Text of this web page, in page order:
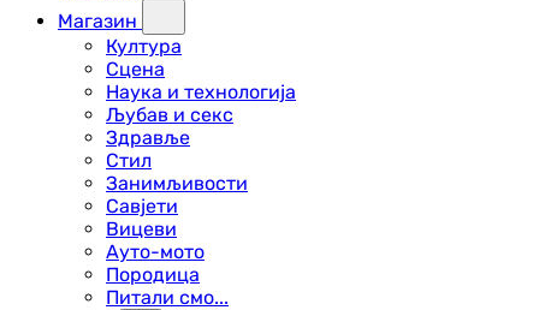
Магазин
Култура
Сцена
Наука и технологија
Љубав и секс
Здравље
Стил
Занимљивости
Савјети
Вицеви
Ауто-мото
Породица
Питали смо...